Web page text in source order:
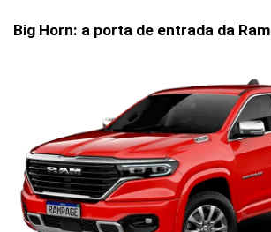
Big Horn: a porta de entrada da Ram